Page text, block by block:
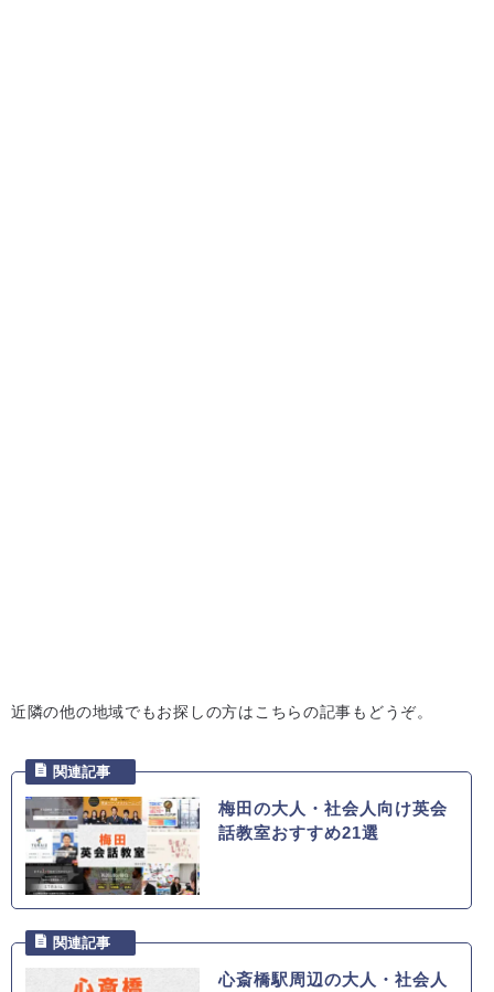
近隣の他の地域でもお探しの方はこちらの記事もどうぞ。
梅田の大人・社会人向け英会
話教室おすすめ21選
心斎橋駅周辺の大人・社会人